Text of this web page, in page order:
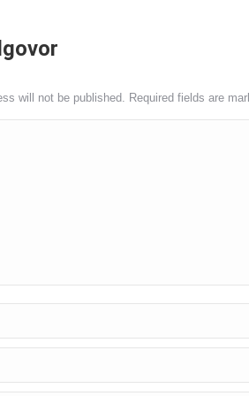
will not be published. Required fields are